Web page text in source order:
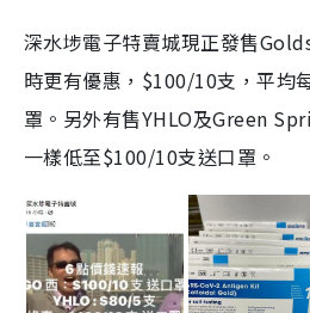
深水埗電子特賣城現正發售
時更有優惠，$100/10支，平均
罩。另外有售YHLO及Green
一樣低至$100/10支送口罩。